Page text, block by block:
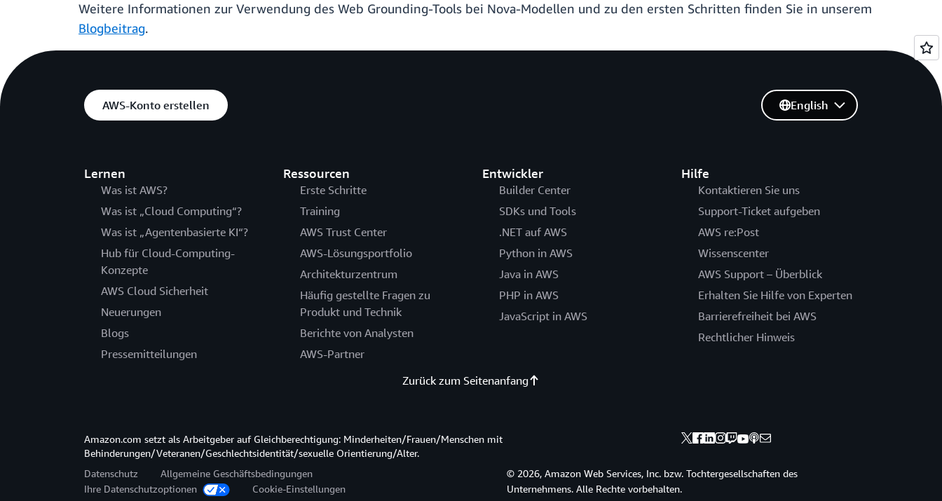
Weitere Informationen zur Verwendung des Web Grounding-Tools bei Nova-Modellen und zu den ersten Schritten finden Sie in unserem
Blogbeitrag.
AWS-Konto erstellen
Lernen
Was ist AWS?
Was ist „Cloud Computing“?
Was ist „Agentenbasierte KI“?
Hub für Cloud-Computing-
Konzepte
AWS Cloud Sicherheit
Neuerungen
Blogs
Pressemitteilungen
Ressourcen
Erste Schritte
Training
AWS Trust Center
AWS-Lösungsportfolio
Architekturzentrum
Häufig gestellte Fragen zu
Produkt und Technik
Berichte von Analysten
AWS-Partner
Entwickler
Builder Center
SDKs und Tools
.NET auf AWS
Python in AWS
Java in AWS
PHP in AWS
JavaScript in AWS
Hilfe
Kontaktieren Sie uns
Support-Ticket aufgeben
AWS re:Post
Wissenscenter
AWS Support – Überblick
Erhalten Sie Hilfe von Experten
Barrierefreiheit bei AWS
Rechtlicher Hinweis
English
Zurück zum Seitenanfang
Amazon.com setzt als Arbeitgeber auf Gleichberechtigung: Minderheiten/Frauen/Menschen mit
Behinderungen/Veteranen/Geschlechtsidentität/sexuelle Orientierung/Alter.
Datenschutz
Allgemeine Geschäftsbedingungen
Ihre Datenschutzoptionen
Cookie-Einstellungen
© 2026, Amazon Web Services, Inc. bzw. Tochtergesellschaften des
Unternehmens. Alle Rechte vorbehalten.